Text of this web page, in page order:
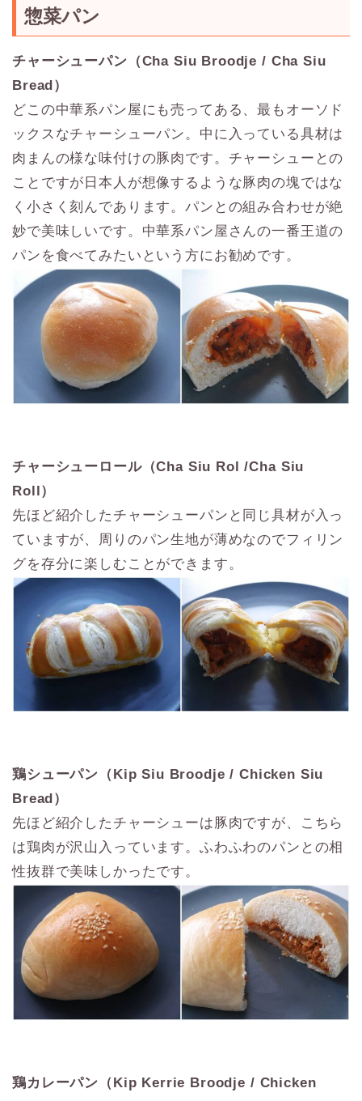
惣菜パン
チャーシューパン（Cha Siu Broodje / Cha Siu
Bread）
どこの中華系パン屋にも売ってある、最もオーソド
ックスなチャーシューパン。中に入っている具材は
肉まんの様な味付けの豚肉です。チャーシューとの
ことですが日本人が想像するような豚肉の塊ではな
く小さく刻んであります。パンとの組み合わせが絶
妙で美味しいです。中華系パン屋さんの一番王道の
パンを食べてみたいという方にお勧めです。
チャーシューロール（Cha Siu Rol /Cha Siu
Roll）
先ほど紹介したチャーシューパンと同じ具材が入っ
ていますが、周りのパン生地が薄めなのでフィリン
グを存分に楽しむことができます。
鶏シューパン（Kip Siu Broodje / Chicken Siu
Bread）
先ほど紹介したチャーシューは豚肉ですが、こちら
は鶏肉が沢山入っています。ふわふわのパンとの相
性抜群で美味しかったです。
鶏カレーパン（Kip Kerrie Broodje / Chicken